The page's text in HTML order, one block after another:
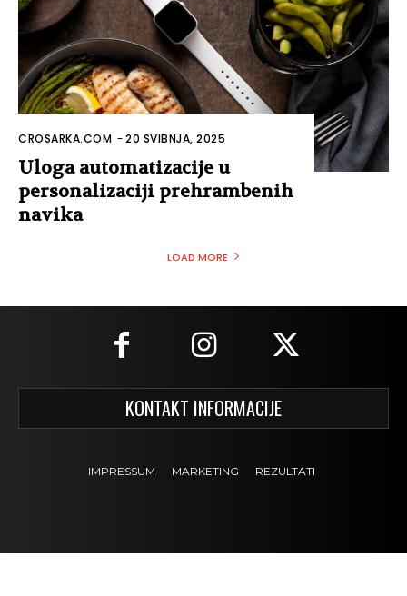
CROSARKA.COM -20 SVIBNJA, 2025
Uloga automatizacije u
personalizaciji prehrambenih
navika
LOAD MORE
KONTAKT INFORMACIJE
IMPRESSUM MARKETING REZULTATI